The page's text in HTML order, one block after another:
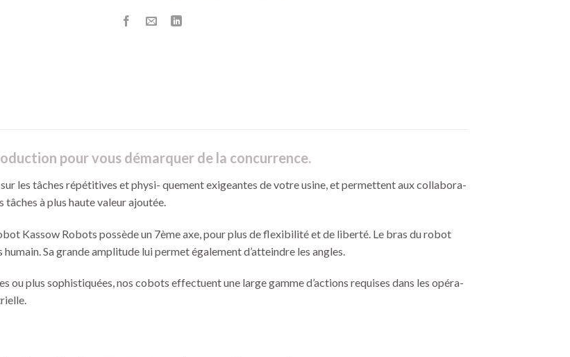
pour vous démarquer de la concurrence.
les tâches répétitives et physi- quement exigeantes de votre usine, et permettent aux collabora-
tâches à plus haute valeur ajoutée.
Kassow Robots possède un 7ème axe, pour plus de flexibilité et de liberté. Le bras du robot
Sa grande amplitude lui permet également d’atteindre les angles.
ou plus sophistiquées, nos cobots effectuent une large gamme d’actions requises dans les opéra-